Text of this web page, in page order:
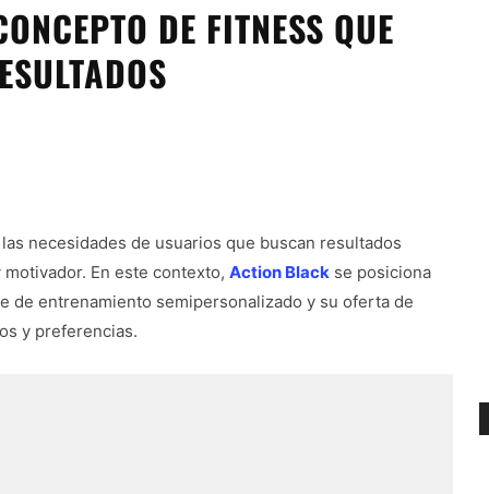
DE FITNESS QUE
necesidades de usuarios que buscan resultados
En este contexto, Action Black se posiciona
de entrenamiento semipersonalizado y su oferta de
y preferencias.